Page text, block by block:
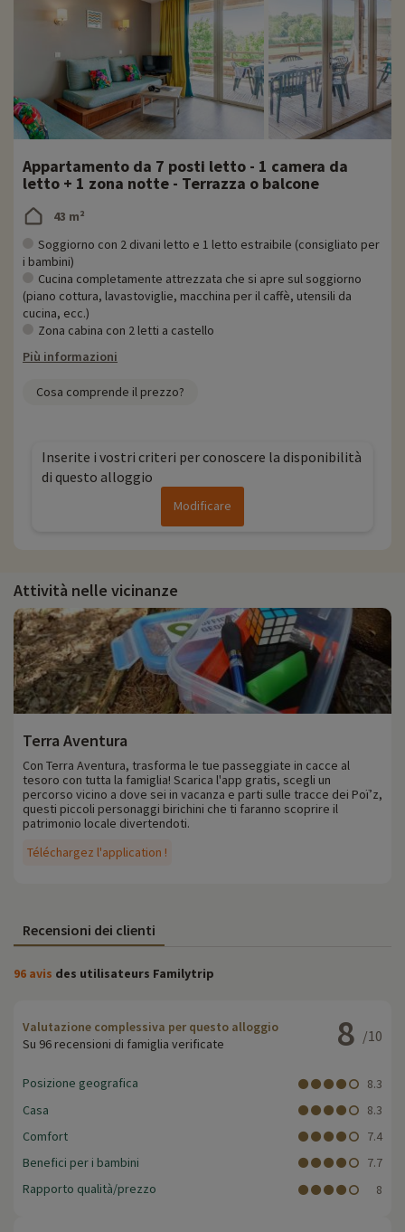
Appartamento da 7 posti letto - 1 camera da
letto + 1 zona notte - Terrazza o balcone
43 m²
Soggiorno con 2 divani letto e 1 letto estraibile (consigliato per
i bambini)
Cucina completamente attrezzata che si apre sul soggiorno
(piano cottura, lavastoviglie, macchina per il caffè, utensili da
cucina, ecc.)
Zona cabina con 2 letti a castello
Più informazioni
Cosa comprende il prezzo?
Inserite i vostri criteri per conoscere la disponibilità
di questo alloggio
Modificare
Attività nelle vicinanze
Terra Aventura
Téléchargez l'application !
Con Terra Aventura, trasforma le tue passeggiate in cacce al
tesoro con tutta la famiglia! Scarica l'app gratis, scegli un
percorso vicino a dove sei in vacanza e parti sulle tracce dei Poï’z,
questi piccoli personaggi birichini che ti faranno scoprire il
patrimonio locale divertendoti.
Recensioni dei clienti
96 avis des utilisateurs Familytrip
Valutazione complessiva per questo alloggio
Su 96 recensioni di famiglia verificate
8 /10
Posizione geografica
8.3
Casa
8.3
Comfort
7.4
Benefici per i bambini
7.7
Rapporto qualità/prezzo
8